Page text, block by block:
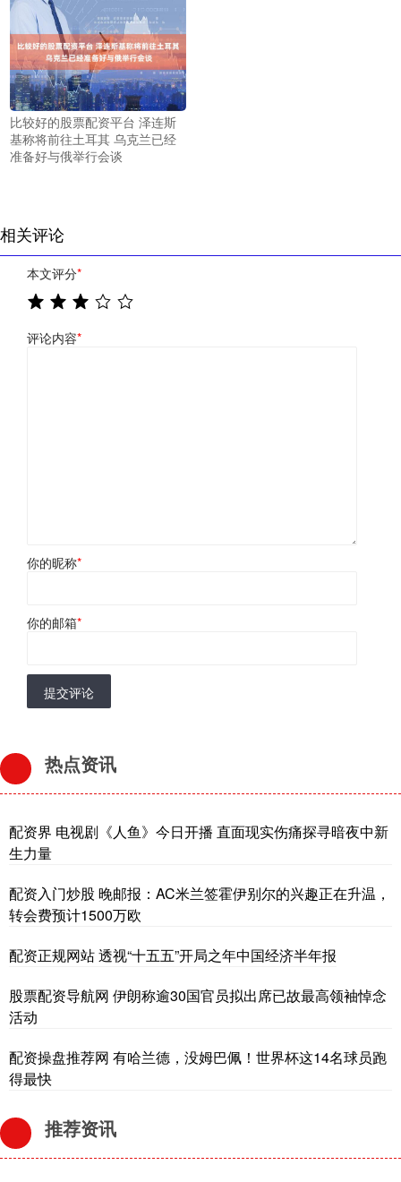
比较好的股票配资平台 泽连斯
基称将前往土耳其 乌克兰已经
准备好与俄举行会谈
相关评论
本文评分*
评论内容*
你的昵称*
你的邮箱*
提交评论
热点资讯
配资界 电视剧《人鱼》今日开播 直面现实伤痛探寻暗夜中新
生力量
配资入门炒股 晚邮报：AC米兰签霍伊别尔的兴趣正在升温，
转会费预计1500万欧
配资正规网站 透视“十五五”开局之年中国经济半年报
股票配资导航网 伊朗称逾30国官员拟出席已故最高领袖悼念
活动
配资操盘推荐网 有哈兰德，没姆巴佩！世界杯这14名球员跑
得最快
推荐资讯